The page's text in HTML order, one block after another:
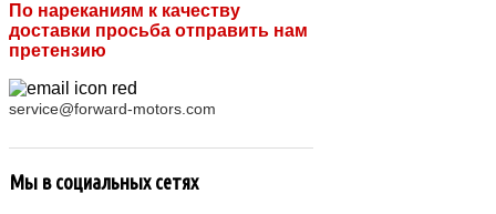
По нареканиям к качеству
доставки просьба отправить нам
претензию
service@forward-motors.com
Мы в социальных сетях